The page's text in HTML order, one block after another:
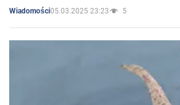
Wiadomości05.03.2025 23:23 5